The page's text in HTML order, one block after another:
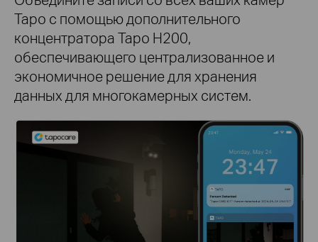
Tapo с помощью дополнительного
концентратора Tapo H200,
обеспечивающего централизованное и
экономичное решение для хранения
данных для многокамерных систем.